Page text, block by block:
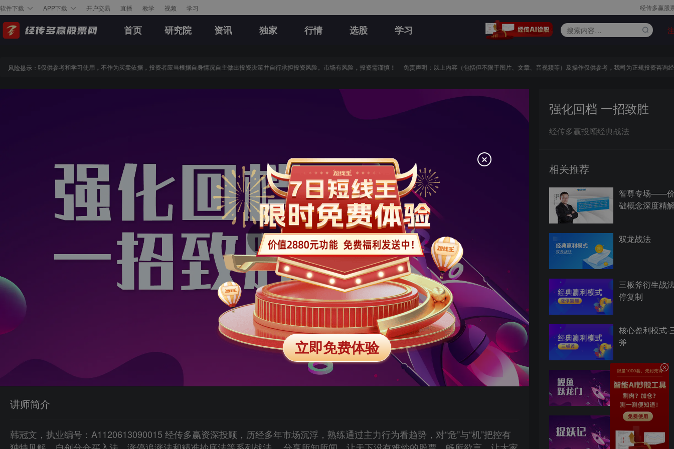
软件下载 APP下载 开户交易 直播 教学 视频 学习 经传多赢股
首页 研究院 资讯 独家 行情 选股 学习
风险提示：
以上内容仅供参考和学习使用，不作为买卖依据，投资者应当根据自身情况自主做出投资决策并自行承担投资风险。市场有风险，投资需谨慎！免责声明：以上内容（包括但不限于图片、文章、音视频等）及操作仅供参考，我司为正规投资咨询经
讲师简介
韩冠文，执业编号：A1120613090015 经传多赢资深投顾，历经多年市场沉浮，熟练通过主力行为看趋势，对“危”与“机”把控有
强化回档 一招致胜
经传多赢投顾经典战法
相关推荐
智尊专场——
础概念深度精
双龙战法
三板斧衍生战
停复制
核心盈利模式-
斧
鲤鱼跃龙门
捉妖记
立即免费体验